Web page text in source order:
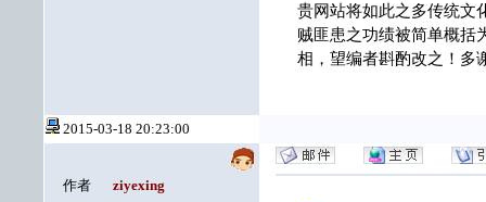
贵网站将如此之多传统文
贼匪患之功绩被简单概括
相，望编者斟酌改之！多
2015-03-18 20:23:00
作者
ziyexing